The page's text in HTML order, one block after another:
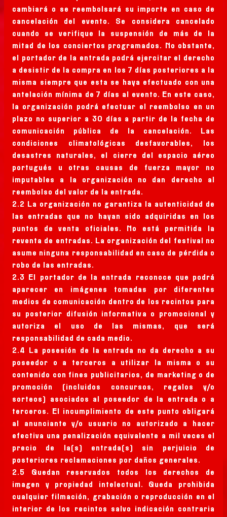
cambiará o se reembolsará su importe en caso de
cancelación del evento. Se considera cancelado
cuando se verifique la suspensión de más de la
mitad de los conciertos programados. No obstante,
el portador de la entrada podrá ejercitar el derecho
a desistir de la compra en los 7 días posteriores a la
misma siempre que esta se haya efectuado con una
antelación mínima de 7 días al evento. En este caso,
la organización podrá efectuar el reembolso en un
plazo no superior a 30 días a partir de la fecha de
comunicación pública de la cancelación. Las
condiciones climatológicas desfavorables, los
desastres naturales, el cierre del espacio aéreo
portugués u otras causas de fuerza mayor no
imputables a la organización no dan derecho al
reembolso del valor de la entrada.
2.2 La organización no garantiza la autenticidad de
las entradas que no hayan sido adquiridas en los
puntos de venta oficiales. No está permitida la
reventa de entradas. La organización del festival no
asume ninguna responsabilidad en caso de pérdida o
robo de las entradas.
2.3 El portador de la entrada reconoce que podrá
aparecer en imágenes tomadas por diferentes
medios de comunicación dentro de los recintos para
su posterior difusión informativa o promocional y
autoriza el uso de las mismas, que será
responsabilidad de cada medio.
2.4 La posesión de la entrada no da derecho a su
poseedor o a terceros a utilizar la misma o su
contenido con fines publicitarios, de marketing o de
promoción (incluidos concursos, regalos y/o
sorteos) asociados al poseedor de la entrada o a
terceros. El incumplimiento de este punto obligará
al anunciante y/o usuario no autorizado a hacer
efectiva una penalización equivalente a mil veces el
precio de la(s) entrada(s) sin perjuicio de
posteriores reclamaciones por daños generales.
2.5 Quedan reservados todos los derechos de
imagen y propiedad intelectual. Queda prohibida
cualquier filmación, grabación o reproducción en el
interior de los recintos salvo indicación contraria